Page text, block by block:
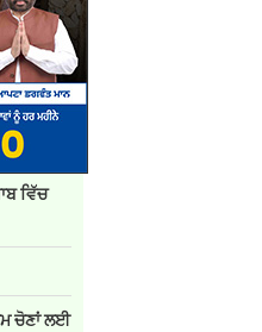
ਵਿੱਚ
ਚੋਣਾਂ ਲਈ